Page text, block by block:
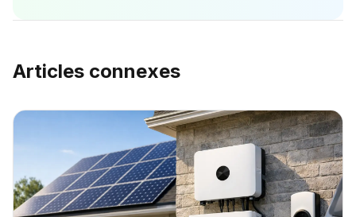
Articles connexes